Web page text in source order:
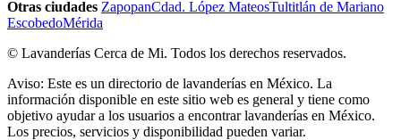
Otras ciudades ZapopanCdad. López MateosTultitlán de Mariano
EscobedoMérida
© Lavanderías Cerca de Mi. Todos los derechos reservados.
Aviso: Este es un directorio de lavanderías en México. La
información disponible en este sitio web es general y tiene como
objetivo ayudar a los usuarios a encontrar lavanderías en México.
Los precios, servicios y disponibilidad pueden variar.